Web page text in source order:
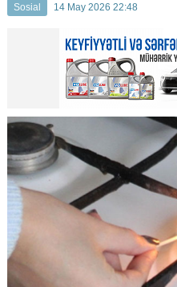
Sosial 14 May 2026 22:48